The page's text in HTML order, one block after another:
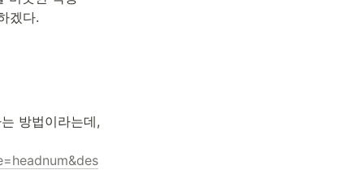
겠다.
방법이라는데,